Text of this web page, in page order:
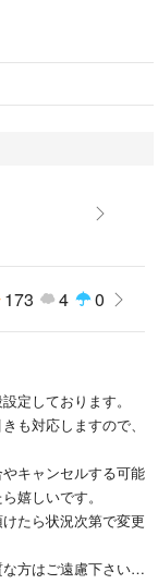
173 4 0
定しております。
も対応しますので、
キャンセルする可能
嬉しいです。
たら状況次第で変更
方はご遠慮下さい。